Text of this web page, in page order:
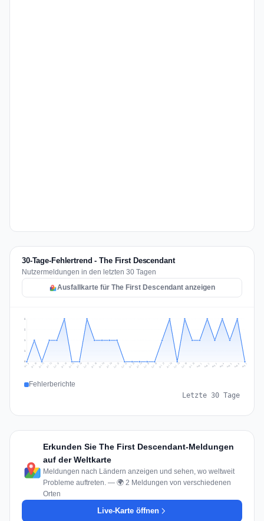
30-Tage-Fehlertrend - The First Descendant
Nutzermeldungen in den letzten 30 Tagen
Ausfallkarte für The First Descendant anzeigen
1
1
2
2
Jul 9 Jul 10 Jul 11 Jul 12 Jul 13 Jul 14 Jul 15 Jul 16 Jul 17 Jul 18 Jul 19 Jul 20 Jul 21 Jul 22 Jul 23 Jul 24 Jul 25 Jul 26 Jul 27 Jul 28 Jul 29 Jul 30 Jul 31 Aug 1 Aug 2 Aug 3 Aug 4 Aug 5 Aug 6 Aug 7
Fehlerberichte
Letzte 30 Tage
Erkunden Sie The First Descendant-Meldungen
auf der Weltkarte
Meldungen nach Ländern anzeigen und sehen, wo weltweit
Probleme auftreten. — 🌍 2 Meldungen von verschiedenen
Orten
Live-Karte öffnen